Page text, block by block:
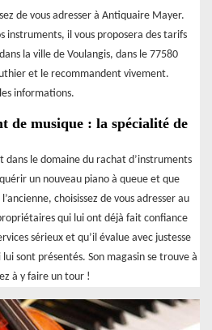
de vous adresser à Antiquaire Mayer.
instruments, il vous proposera des tarifs
la ville de Voulangis, dans le 77580
et le recommandent vivement.
informations.
de musique : la spécialité de
le domaine du rachat d’instruments
un nouveau piano à queue et que
choisissez de vous adresser au
qui lui ont déjà fait confiance
sérieux et qu’il évalue avec justesse
sont présentés. Son magasin se trouve à
à y faire un tour !